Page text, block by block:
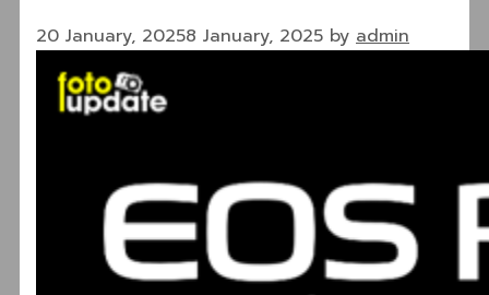
20 January, 20258 January, 2025 by admin